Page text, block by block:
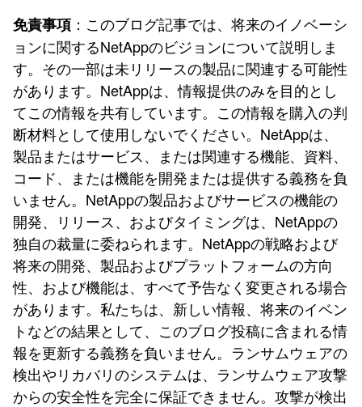
免責事項 ：このブログ記事では、将来のイノベーシ
ョンに関するNetAppのビジョンについて説明しま
す。その一部は未リリースの製品に関連する可能性
があります。NetAppは、情報提供のみを目的とし
てこの情報を共有しています。この情報を購入の判
断材料として使用しないでください。NetAppは、
製品またはサービス、または関連する機能、資料、
コード、または機能を開発または提供する義務を負
いません。NetAppの製品およびサービスの機能の
開発、リリース、およびタイミングは、NetAppの
独自の裁量に委ねられます。NetAppの戦略および
将来の開発、製品およびプラットフォームの方向
性、および機能は、すべて予告なく変更される場合
があります。私たちは、新しい情報、将来のイベン
トなどの結果として、このブログ投稿に含まれる情
報を更新する義務を負いません。ランサムウェアの
検出やリカバリのシステムは、ランサムウェア攻撃
からの安全性を完全に保証できません。攻撃が検出